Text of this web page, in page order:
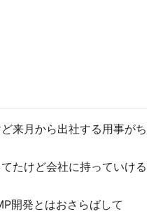
来月から出社する用事がち
たけど会社に持っていける
開発とはおさらばして